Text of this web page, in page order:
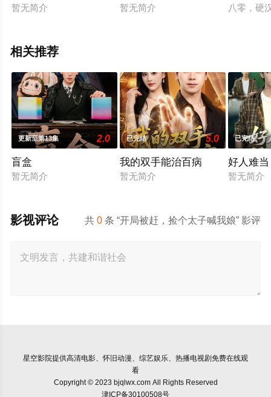
暂无简介 暂无简介 八零，硬
相关推荐
更新至第13集 2.0
盲盒
暂无简介
已完结 5.0
我的双手能治百病
暂无简介
已完结
好人难
暂无简介
共0 条 “开局被赶，捡个太子喊我娘” 影评
影视评论
星空影院提供高清电影、怀旧动漫、综艺娱乐、热播电视剧免费在线观
看
Copyright © 2023 bjqlwx.com All Rights Reserved
津ICP备30100508号